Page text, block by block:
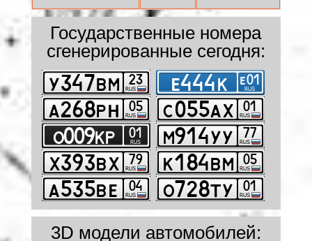
Государственные номера
сгенерированные сегодня:
3D модели автомобилей: